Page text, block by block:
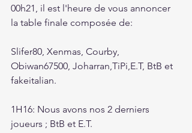
00h21, il est l'heure de vous annoncer
la table finale composée de:
Slifer80, Xenmas, Courby,
Obiwan67500, Joharran,TiPi,E.T, BtB et
fakeitalian.
1H16: Nous avons nos 2 derniers
joueurs ; BtB et E.T.